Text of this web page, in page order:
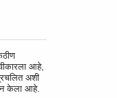
आहे,
अशी
केला आहे.